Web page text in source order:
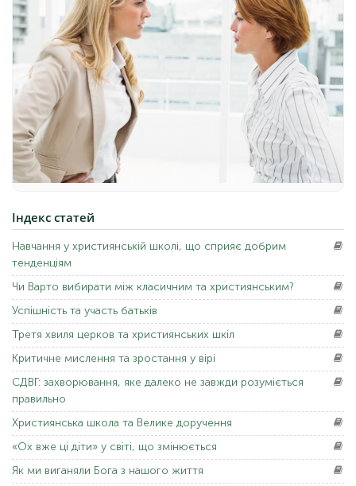
Індекс статей
Навчання у християнській школі, що сприяє добрим
тенденціям
Чи Варто вибирати між класичним та християнським?
Успішність та участь батьків
Третя хвиля церков та християнських шкіл
Критичне мислення та зростання у вірі
СДВГ: захворювання, яке далеко не завжди розуміється
правильно
Християнська школа та Велике доручення
«Ох вже ці діти» у світі, що змінюється
Як ми виганяли Бога з нашого життя